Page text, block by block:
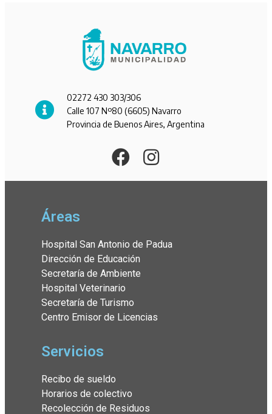
02272 430 303/306
Calle 107 Nº80 (6605) Navarro
Provincia de Buenos Aires, Argentina
Áreas
Hospital San Antonio de Padua
Dirección de Educación
Secretaría de Ambiente
Hospital Veterinario
Secretaría de Turismo
Centro Emisor de Licencias
Servicios
Recibo de sueldo
Horarios de colectivo
Recolección de Residuos